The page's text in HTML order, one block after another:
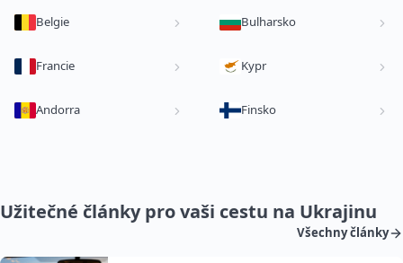
Belgie Bulharsko
Francie Kypr
Andorra Finsko
Užitečné články pro vaši cestu na Ukrajinu
Všechny články